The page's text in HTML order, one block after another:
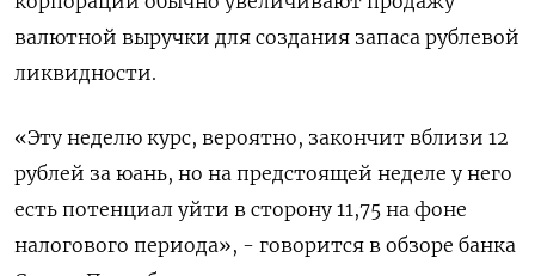
валютной выручки для создания запаса рублевой
ликвидности.
«Эту неделю курс, вероятно, закончит вблизи 12
рублей за юань, но на предстоящей неделе у него
есть потенциал уйти в сторону 11,75 на фоне
налогового периода», - говорится в обзоре банка